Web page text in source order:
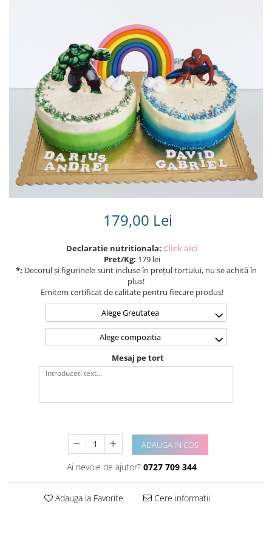
Tortulețe 1.7 kg - 2 kg
179,00 Lei
Declaratie nutritionala: Click aici
Pret/Kg: 179 lei
*: Decorul și figurinele sunt incluse în prețul tortului, nu se achită în
plus!
Emitem certificat de calitate pentru fiecare produs!
Alege Greutatea
Alege compozitia
Mesaj pe tort
ADAUGA IN COS
Ai nevoie de ajutor? 0727 709 344
Adauga la Favorite Cere informatii